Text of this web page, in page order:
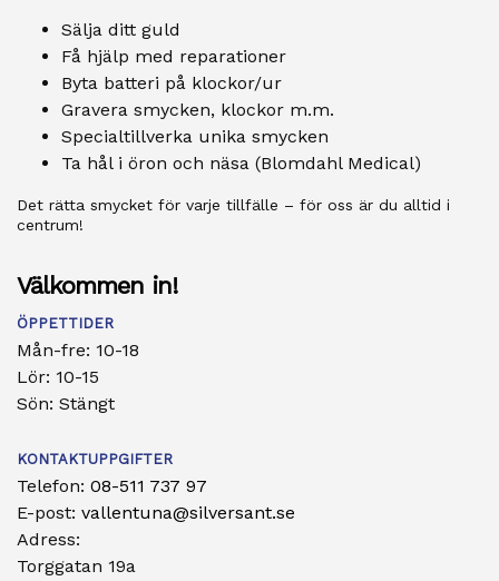
Sälja ditt guld
Få hjälp med reparationer
Byta batteri på klockor/ur
Gravera smycken, klockor m.m.
Specialtillverka unika smycken
Ta hål i öron och näsa (Blomdahl Medical)
Det rätta smycket för varje tillfälle – för oss är du alltid i
centrum!
Välkommen in!
ÖPPETTIDER
Mån-fre: 10-18
Lör: 10-15
Sön: Stängt
KONTAKTUPPGIFTER
Telefon: 08-511 737 97
E-post: vallentuna@silversant.se
Adress:
Torggatan 19a